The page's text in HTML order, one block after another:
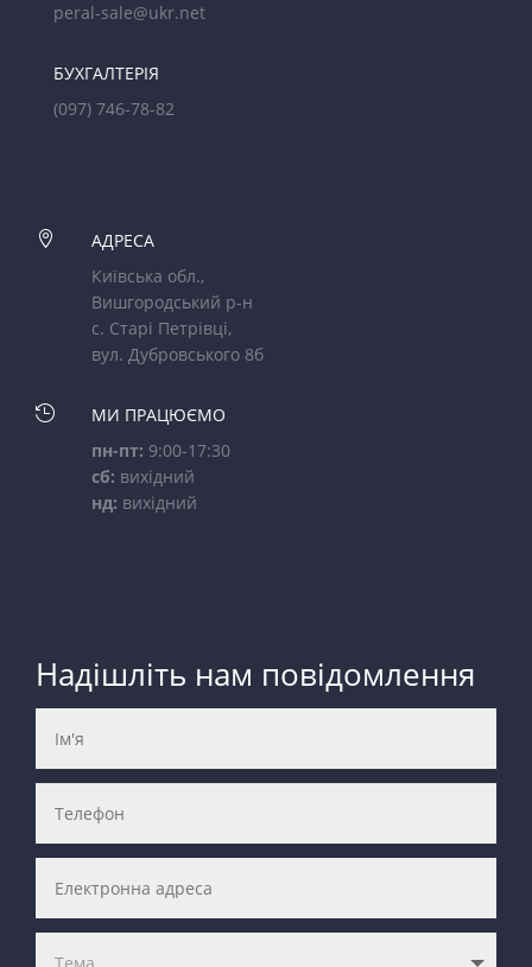
peral-sale@ukr.net
БУХГАЛТЕРІЯ
(097) 746-78-82

АДРЕСА
Київська обл.,
Вишгородський р-н
с. Старі Петрівці,
вул. Дубровського 8б

МИ ПРАЦЮЄМО
пн-пт: 9:00-17:30
сб: вихідний
нд: вихідний
Надішліть нам повідомлення